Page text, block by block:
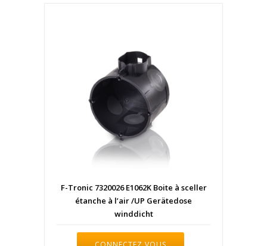
F-Tronic 7320026 E1062K Boite à sceller
étanche à l’air /UP Gerätedose
winddicht